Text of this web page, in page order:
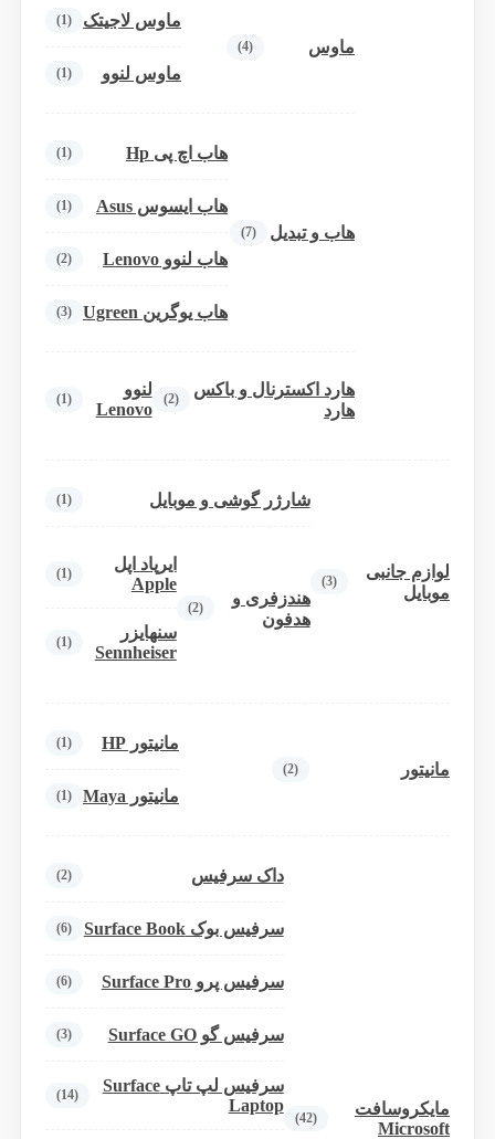
ماوس (4)
ماوس لاجیتک (1)
ماوس لنوو (1)
هاب و تبدیل (7)
هاب اچ پی Hp (1)
هاب ایسوس Asus (1)
هاب لنوو Lenovo (2)
هاب یوگرین Ugreen (3)
هارد اکسترنال و باکس
هارد
(2)
لنوو
Lenovo
(1)
لوازم جانبی
موبایل
(3)
شارژر گوشی و موبایل (1)
هندزفری و
هدفون
(2)
ایرپاد اپل
Apple
(1)
سنهایزر
Sennheiser
(1)
مانیتور (2)
مانیتور HP (1)
مانیتور Maya (1)
مایکروسافت
Microsoft
(42)
داک سرفیس (2)
سرفیس بوک Surface Book (6)
سرفیس پرو Surface Pro (6)
سرفیس گو Surface GO (3)
سرفیس لپ تاپ Surface
Laptop
(14)